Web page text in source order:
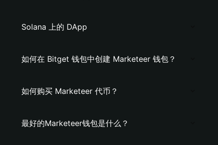
Solana 上的 DApp
如何在 Bitget 钱包中创建 Marketeer 钱包？
如何购买 Marketeer 代币？
最好的Marketeer钱包是什么？